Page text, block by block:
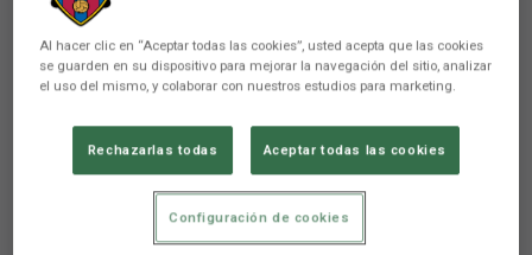
Escucha declaraciones de
Al hacer clic en “Aceptar todas las cookies”, usted acepta que las cookies
se guarden en su dispositivo para mejorar la navegación del sitio, analizar
el uso del mismo, y colaborar con nuestros estudios para marketing.
Rechazarlas todas Aceptar todas las cookies
Configuración de cookies